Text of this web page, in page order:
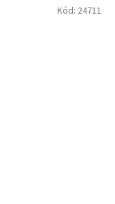
Kód: 24711